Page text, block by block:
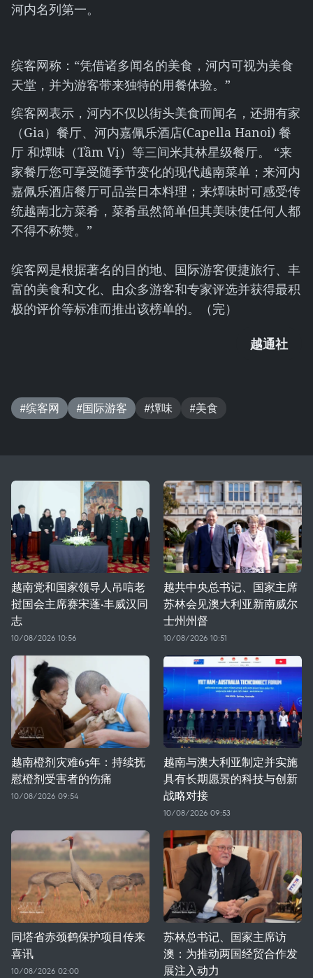
河内名列第一。
缤客网称：“凭借诸多闻名的美食，河内可视为美食
天堂，并为游客带来独特的用餐体验。”
缤客网表示，河内不仅以街头美食而闻名，还拥有家
（Gia）餐厅、河内嘉佩乐酒店(Capella Hanoi) 餐
厅 和燂味（Tầm Vị）等三间米其林星级餐厅。 “来
家餐厅您可享受随季节变化的现代越南菜单；来河内
嘉佩乐酒店餐厅可品尝日本料理；来燂味时可感受传
统越南北方菜肴，菜肴虽然简单但其美味使任何人都
不得不称赞。”
缤客网是根据著名的目的地、国际游客便捷旅行、丰
富的美食和文化、由众多游客和专家评选并获得最积
极的评价等标准而推出该榜单的。（完）
越通社
#缤客网 #国际游客 #燂味 #美食
越南党和国家领导人吊唁老
挝国会主席赛宋蓬·丰威汉同
志
10/08/2026 10:56
越共中央总书记、国家主席
苏林会见澳大利亚新南威尔
士州州督
10/08/2026 10:51
越南橙剂灾难65年：持续抚
慰橙剂受害者的伤痛
10/08/2026 09:54
越南与澳大利亚制定并实施
具有长期愿景的科技与创新
战略对接
10/08/2026 09:53
同塔省赤颈鹤保护项目传来
喜讯
10/08/2026 02:00
苏林总书记、国家主席访
澳：为推动两国经贸合作发
展注入动力